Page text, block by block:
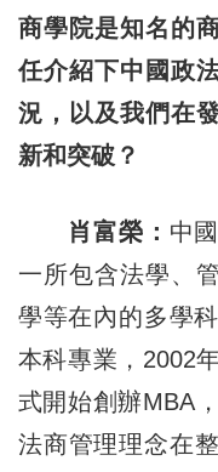
商學院是知名的
任介紹下中國政
況，以及我們在
新和突破？
肖富榮： 中
一所包含法學、
學等在內的多學
本科專業，2002
式開始創辦MBA
法商管理理念在